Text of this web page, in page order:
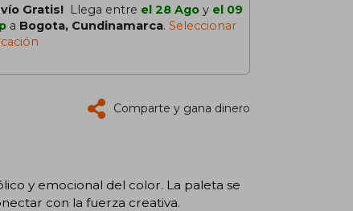
Gratis! Llega entre el 28 Ago y el 09
a Bogota, Cundinamarca. Seleccionar
Comparte y gana dinero
y emocional del color. La paleta se
con la fuerza creativa.